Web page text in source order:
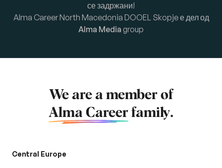
се задржани!
Alma Career North Macedonia DOOEL Skopje е дел од
Alma Media group
We are a member of
Alma Career family.
Central Europe